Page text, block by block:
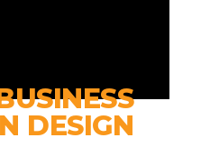
DESIGN